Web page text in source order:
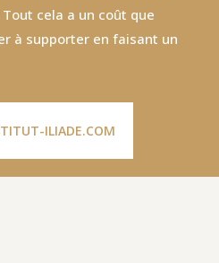
cela a un coût que
à supporter en faisant un
ILIADE.COM